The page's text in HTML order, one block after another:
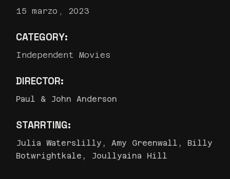
15 marzo, 2023
CATEGORY:
Independent Movies
DIRECTOR:
Paul & John Anderson
STARRTING:
Julia Waterslilly, Amy Greenwall, Billy
Botwrightkale, Joullyaina Hill